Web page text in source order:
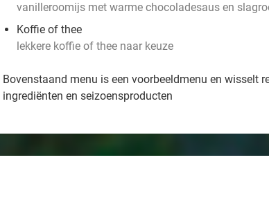
vanilleroomijs met warme chocoladesaus en
Koffie of thee
lekkere koffie of thee naar keuze
Bovenstaand menu is een voorbeeldmenu en wisselt
ingrediënten en seizoensproducten